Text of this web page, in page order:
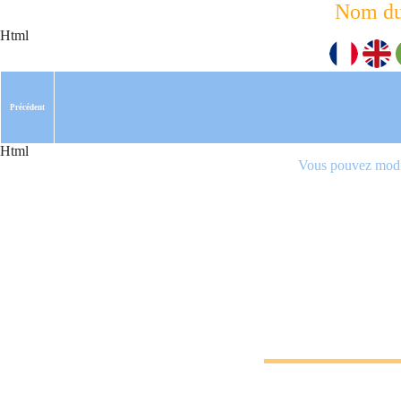
Html
Nom
Html
Précédent
Vous pouvez